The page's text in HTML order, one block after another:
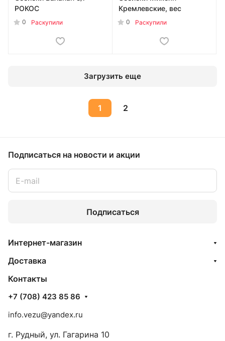
РОКОС
0 Раскупили
Кремлевские, вес
0 Раскупили
Загрузить еще
1 2
Подписаться на новости и акции
Подписаться
Интернет-магазин
Доставка
Контакты
+7 (708) 423 85 86
info.vezu@yandex.ru
г. Рудный, ул. Гагарина 10